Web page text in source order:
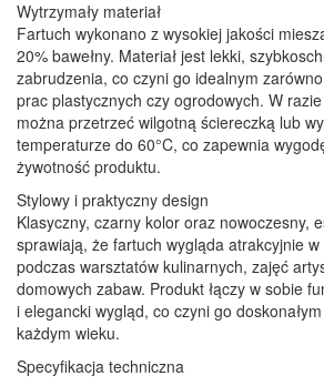
Wytrzymały materiał
Fartuch wykonano z wysokiej jakości
20% bawełny. Materiał jest lekki,
zabrudzenia, co czyni go idealnym
prac plastycznych czy ogrodowych. W
można przetrzeć wilgotną ściereczką lub
temperaturze do 60°C, co zapewnia
żywotność produktu.
Stylowy i praktyczny design
Klasyczny, czarny kolor oraz nowoczesny,
sprawiają, że fartuch wygląda atrakcyjnie
podczas warsztatów kulinarnych, zajęć
domowych zabaw. Produkt łączy w sobie
i elegancki wygląd, co czyni go
każdym wieku.
Specyfikacja techniczna